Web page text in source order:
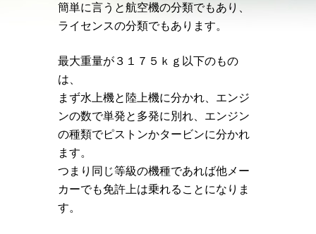
簡単に言うと航空機の分類でもあり、
ライセンスの分類でもあります。
最大重量が３１７５ｋｇ以下のもの
は、
まず水上機と陸上機に分かれ、エンジ
ンの数で単発と多発に別れ、エンジン
の種類でピストンかタービンに分かれ
ます。
つまり同じ等級の機種であれば他メー
カーでも免許上は乗れることになりま
す。